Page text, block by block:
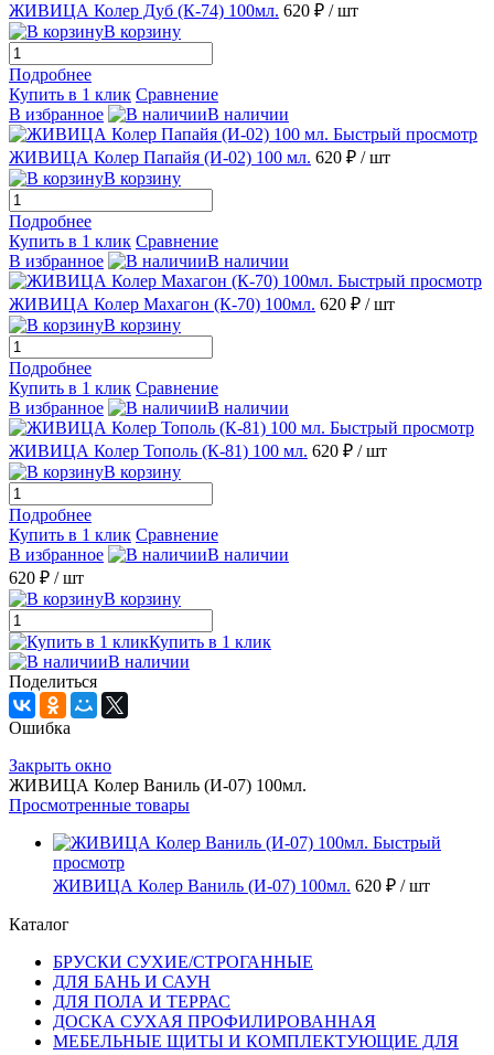
ЖИВИЦА Колер Дуб (К-74) 100мл. 620 ₽ / шт
В корзину
Подробнее
Купить в 1 клик Сравнение
В избранное
В наличии
Быстрый просмотр
ЖИВИЦА Колер Папайя (И-02) 100 мл. 620 ₽ / шт
В корзину
Подробнее
Купить в 1 клик Сравнение
В избранное
В наличии
Быстрый просмотр
ЖИВИЦА Колер Махагон (К-70) 100мл. 620 ₽ / шт
В корзину
Подробнее
Купить в 1 клик Сравнение
В избранное
В наличии
Быстрый просмотр
ЖИВИЦА Колер Тополь (К-81) 100 мл. 620 ₽ / шт
В корзину
Подробнее
Купить в 1 клик Сравнение
В избранное
В наличии
620 ₽ / шт
В корзину
Купить в 1 клик
В наличии
Поделиться
Ошибка
Закрыть окно
ЖИВИЦА Колер Ваниль (И-07) 100мл.
Просмотренные товары
Быстрый
просмотр
ЖИВИЦА Колер Ваниль (И-07) 100мл. 620 ₽ / шт
Каталог
БРУСКИ СУХИЕ/СТРОГАННЫЕ
ДЛЯ БАНЬ И САУН
ДЛЯ ПОЛА И ТЕРРАС
ДОСКА СУХАЯ ПРОФИЛИРОВАННАЯ
МЕБЕЛЬНЫЕ ЩИТЫ И КОМПЛЕКТУЮЩИЕ ДЛЯ